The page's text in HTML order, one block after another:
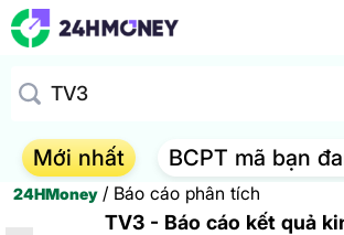
Mới nhất BCPT mã bạn
24HMoney / Báo cáo phân tích
TV3 - Báo cáo kết quả